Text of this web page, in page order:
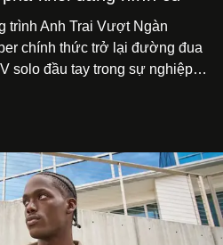
trình Anh Trai Vượt Ngàn
chính thức trở lại đường đua
solo đầu tay trong sự nghiệp -
Casper sau chương trình, mà
tiên anh trình làng một MV
từ sáng tác, sản xuất, trình